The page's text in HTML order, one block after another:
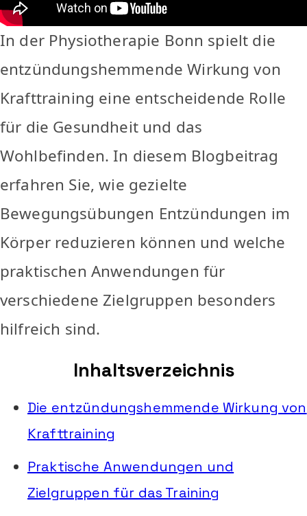
In der Physiotherapie Bonn spielt die
entzündungshemmende Wirkung von
Krafttraining eine entscheidende Rolle
für die Gesundheit und das
Wohlbefinden. In diesem Blogbeitrag
erfahren Sie, wie gezielte
Bewegungsübungen Entzündungen im
Körper reduzieren können und welche
praktischen Anwendungen für
verschiedene Zielgruppen besonders
hilfreich sind.
Inhaltsverzeichnis
Die entzündungshemmende Wirkung von
Krafttraining
Praktische Anwendungen und
Zielgruppen für das Training